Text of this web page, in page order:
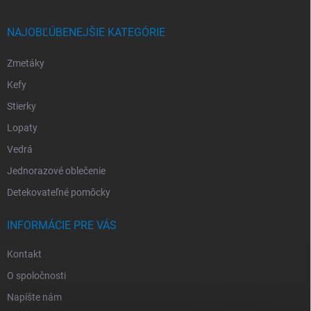
NAJOBĽÚBENEJŠIE KATEGÓRIE
Zmetáky
Kefy
Stierky
Lopaty
Vedrá
Jednorazové oblečenie
Detekovateľné pomôcky
INFORMÁCIE PRE VÁS
Kontakt
O spoločnosti
Napíšte nám